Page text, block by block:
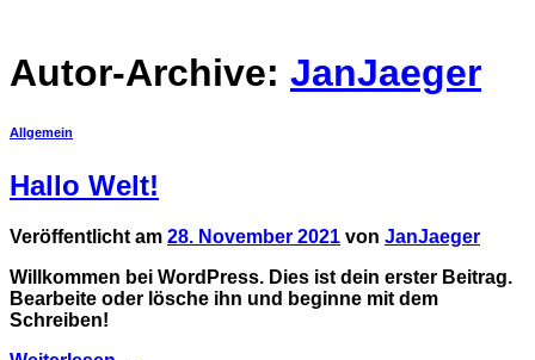
Autor-Archive: JanJaeger
Allgemein
Hallo Welt!
Veröffentlicht am 28. November 2021 von JanJaeger
Willkommen bei WordPress. Dies ist dein erster Beitrag.
Bearbeite oder lösche ihn und beginne mit dem
Schreiben!